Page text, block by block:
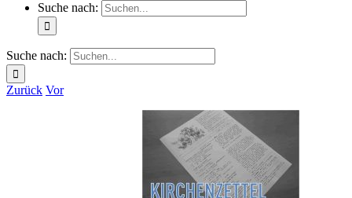
Suche nach:
Suche nach:
Zurück Vor